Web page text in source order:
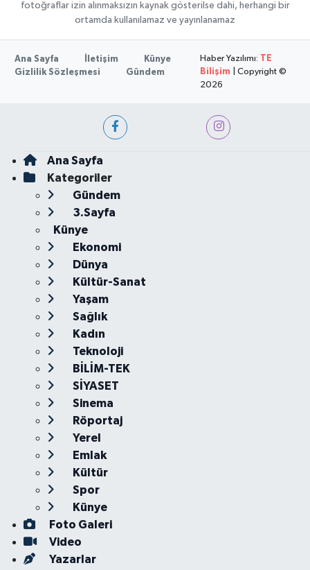
fotoğraflar izin alınmaksızın kaynak gösterilse dahi, herhangi bir
ortamda kullanılamaz ve yayınlanamaz
Ana Sayfa İletişim
Künye
Gizlilik Sözleşmesi
Gündem
Haber Yazılımı: TE
Bilişim | Copyright ©
2026
Ana Sayfa
Kategoriler
Gündem
3.Sayfa
Künye
Ekonomi
Dünya
Kültür-Sanat
Yaşam
Sağlık
Kadın
Teknoloji
BİLİM-TEK
SİYASET
Sinema
Röportaj
Yerel
Emlak
Kültür
Spor
Künye
Foto Galeri
Video
Yazarlar